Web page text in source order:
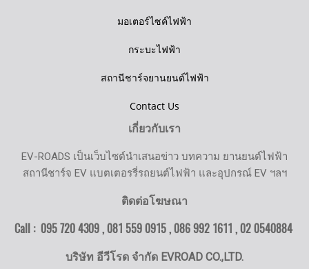
มอเตอร์ไซค์ไฟฟ้า
กระบะไฟฟ้า
สถานีชาร์จยานยนต์ไฟฟ้า
Contact Us
เกี่ยวกับเรา
EV-ROADS เป็นเว็บไซต์นำเสนอข่าว บทความ ยานยนต์ไฟฟ้า
สถานีชาร์จ EV แบตเตอรรี่รถยนต์ไฟฟ้า และอุปกรณ์ EV ฯลฯ
ติดต่อโฆษณา
Call : 095 720 4309 , 081 559 0915 , 086 992 1611 ,02 0540884
บริษัท อีวีโรด จำกัด EVROAD CO.,LTD.